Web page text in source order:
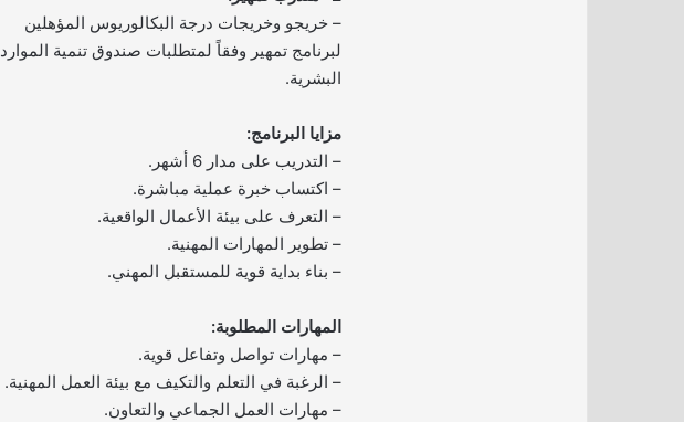
– خريجو وخريجات درجة البكالوريوس المؤهلين
لبرنامج تمهير وفقاً لمتطلبات صندوق تنمية الموارد
البشرية.
مزايا البرنامج:
– التدريب على مدار 6 أشهر.
– اكتساب خبرة عملية مباشرة.
– التعرف على بيئة الأعمال الواقعية.
– تطوير المهارات المهنية.
– بناء بداية قوية للمستقبل المهني.
المهارات المطلوبة:
– مهارات تواصل وتفاعل قوية.
– الرغبة في التعلم والتكيف مع بيئة العمل المهنية.
– مهارات العمل الجماعي والتعاون.